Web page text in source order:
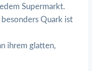
Supermarkt.
Quark ist
ihrem glatten,